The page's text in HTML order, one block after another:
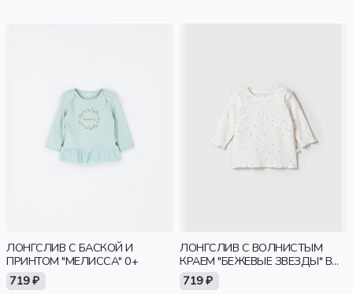
ЛОНГСЛИВ С БАСКОЙ И
ПРИНТОМ "МЕЛИССА" 0+
719 ₽
ЛОНГСЛИВ С ВОЛНИСТЫМ
КРАЕМ "БЕЖЕВЫЕ ЗВЕЗДЫ" В
РУБЧИК 0+
719 ₽